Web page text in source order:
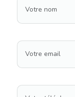
Votre nom
Votre email